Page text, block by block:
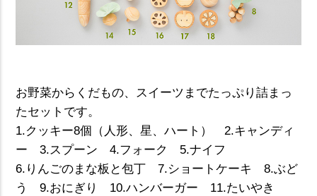
お野菜からくだもの、スイーツまでたっぷり詰まっ
たセットです。
1.クッキー8個（人形、星、ハート） 2.キャンディ
ー 3.スプーン 4.フォーク 5.ナイフ
6.りんごのまな板と包丁 7.ショートケーキ 8.ぶど
う 9.おにぎり 10.ハンバーガー 11.たいやき